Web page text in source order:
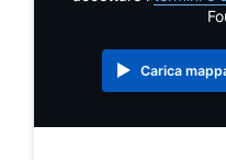
Carica